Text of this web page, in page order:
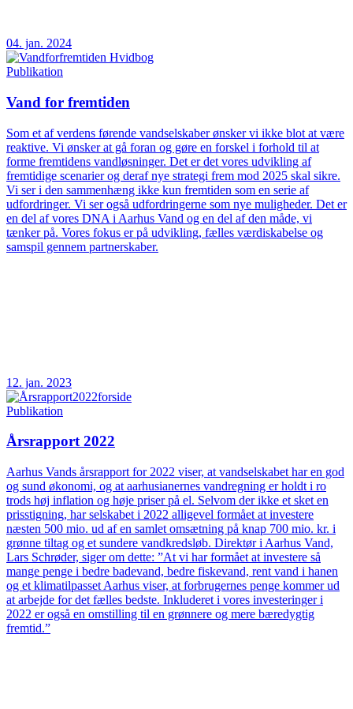
04. jan. 2024
Publikation
Vand for fremtiden
Som et af verdens førende vandselskaber ønsker vi ikke blot at være
reaktive. Vi ønsker at gå foran og gøre en forskel i forhold til at
forme fremtidens vandløsninger. Det er det vores udvikling af
fremtidige scenarier og deraf nye strategi frem mod 2025 skal sikre.
Vi ser i den sammenhæng ikke kun fremtiden som en serie af
udfordringer. Vi ser også udfordringerne som nye muligheder. Det er
en del af vores DNA i Aarhus Vand og en del af den måde, vi
tænker på. Vores fokus er på udvikling, fælles værdiskabelse og
samspil gennem partnerskaber.
12. jan. 2023
Publikation
Årsrapport 2022
Aarhus Vands årsrapport for 2022 viser, at vandselskabet har en god
og sund økonomi, og at aarhusianernes vandregning er holdt i ro
trods høj inflation og høje priser på el. Selvom der ikke et sket en
prisstigning, har selskabet i 2022 alligevel formået at investere
næsten 500 mio. ud af en samlet omsætning på knap 700 mio. kr. i
grønne tiltag og et sundere vandkredsløb. Direktør i Aarhus Vand,
Lars Schrøder, siger om dette: ”At vi har formået at investere så
mange penge i bedre badevand, bedre fiskevand, rent vand i hanen
og et klimatilpasset Aarhus viser, at forbrugernes penge kommer ud
at arbejde for det fælles bedste. Inkluderet i vores investeringer i
2022 er også en omstilling til en grønnere og mere bæredygtig
fremtid.”